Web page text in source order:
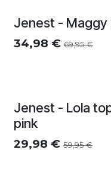
Jenest - Maggy
34,98 € 69,95€
Jenest - Lola
pink
29,98 € 59,95€